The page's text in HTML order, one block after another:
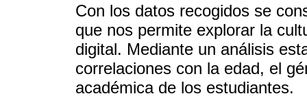
Con los datos recogidos se
que nos permite explorar la
digital. Mediante un análisis
correlaciones con la edad, el
académica de los estudiantes.